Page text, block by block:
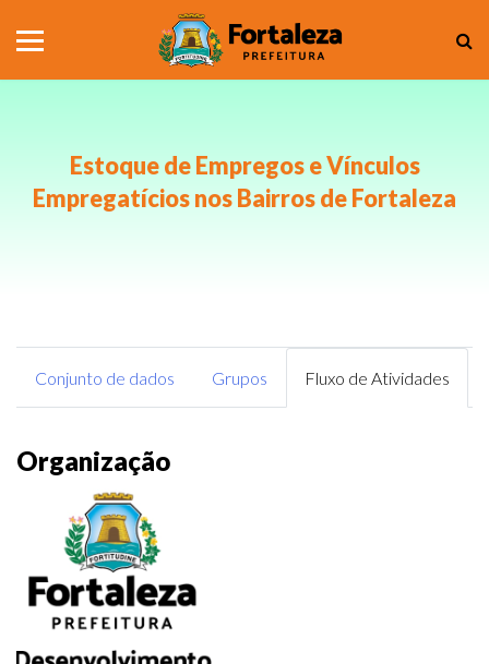
Estoque de Empregos e Vínculos
Empregatícios nos Bairros de Fortaleza
Organização
Conjunto de dados Grupos Fluxo de Atividades